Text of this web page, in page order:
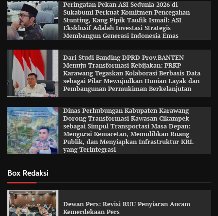
Peringatan Pekan ASI Sedunia 2026 di
Sukabumi Perkuat Komitmen Pencegahan
Stunting, Kang Pipik Taufik Ismail: ASI
Eksklusif Adalah Investasi Strategis
Membangun Generasi Indonesia Emas
Dari Studi Banding DPRD Prov.BANTEN
Menuju Transformasi Kebijakan: PRKP
Karawang Tegaskan Kolaborasi Berbasis Data
sebagai Pilar Mewujudkan Hunian Layak dan
Pembangunan Permukiman Berkelanjutan
Dinas Perhubungan Kabupaten Karawang
Dorong Transformasi Kawasan Cikampek
sebagai Simpul Transportasi Masa Depan:
Mengurai Kemacetan, Memulihkan Ruang
Publik, dan Menyiapkan Infrastruktur KRL
yang Terintegrasi
Box Redaksi
Dewan Pers: Revisi RUU Penyiaran Ancam
Kemerdekaan Pers